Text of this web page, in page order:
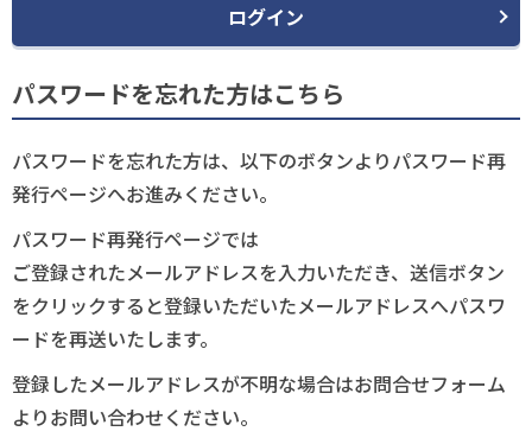
ログイン
パスワードを忘れた方はこちら
パスワードを忘れた方は、以下のボタンよりパスワード再
発行ページへお進みください。
パスワード再発行ページでは
ご登録されたメールアドレスを入力いただき、送信ボタン
をクリックすると登録いただいたメールアドレスへパスワ
ードを再送いたします。
登録したメールアドレスが不明な場合はお問合せフォーム
よりお問い合わせください。